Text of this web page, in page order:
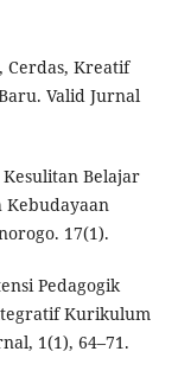
Cerdas, Kreatif
Valid Jurnal
Kesulitan Belajar
Kebudayaan
17(1).
Pedagogik
Kurikulum
1(1), 64–71.